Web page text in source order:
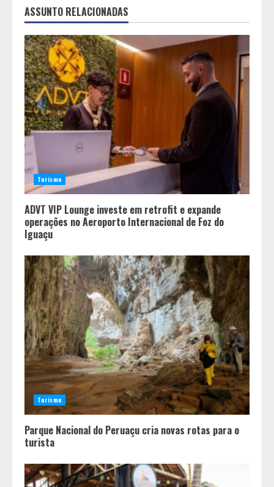
ASSUNTO RELACIONADAS
Turismo
ADVT VIP Lounge investe em retrofit e expande
operações no Aeroporto Internacional de Foz do
Iguaçu
Turismo
Parque Nacional do Peruaçu cria novas rotas para o
turista